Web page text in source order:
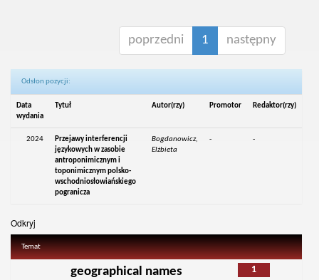
poprzedni 1 następny
Odsłon pozycji:
Data
wydania
Tytuł Autor(rzy) Promotor Redaktor(rzy)
2024
Przejawy interferencji
językowych w zasobie
antroponimicznym i
toponimicznym polsko-
wschodniosłowiańskiego
pogranicza
Bogdanowicz,
Elżbieta
- -
Odkryj
Temat
1
geographical names